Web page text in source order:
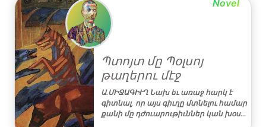
Novel
Պտոյտ մը Պօլսոյ
թաղերու մէջ
Ա.ՄԻՋԱԳԻՒՂ Նախ եւ առաջ հարկ է
գիտնալ, որ այս գիւղը մտնելու համար
քանի մը դժուարութիւններ կան խօս…